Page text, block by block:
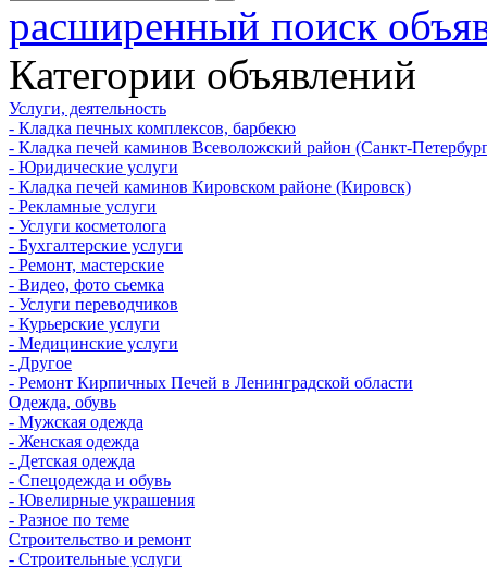
расширенный поиск
Категории объявлений
Услуги, деятельность
- Кладка печных комплексов, барбекю
- Кладка печей каминов Всеволожский район (Санкт-
- Юридические услуги
- Кладка печей каминов Кировском районе (Кировск)
- Рекламные услуги
- Услуги косметолога
- Бухгалтерские услуги
- Ремонт, мастерские
- Видео, фото сьемка
- Услуги переводчиков
- Курьерские услуги
- Медицинские услуги
- Другое
- Ремонт Кирпичных Печей в Ленинградской области
Одежда, обувь
- Мужская одежда
- Женская одежда
- Детская одежда
- Спецодежда и обувь
- Ювелирные украшения
- Разное по теме
Строительство и ремонт
- Строительные услуги